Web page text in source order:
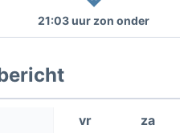
21:03 uur zon onder
vr
za